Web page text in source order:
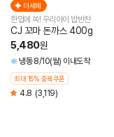
더세페
한입에 쏙! 우리아이 밥반찬
CJ 꼬마 돈까스 400g
5,480원
냉동 8/10(월) 이내도착
최대 15% 중복쿠폰
4.8 (3,119)